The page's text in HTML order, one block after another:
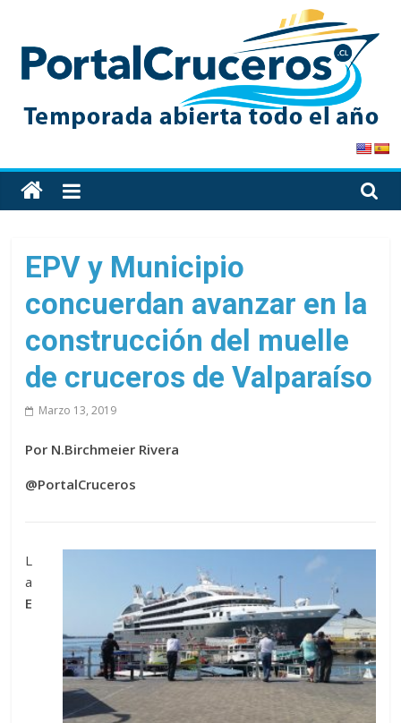
content
PortalCruceros
Toda
la
de
cruceros
en
solo
sitio
EPV y Municipio
concuerdan avanzar en la
construcción del muelle
de cruceros de Valparaíso
Marzo 13, 2019
Por N.Birchmeier Rivera
@PortalCruceros
L
a
E